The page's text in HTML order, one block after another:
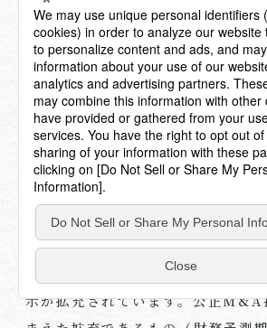
経ても明確にはなりませんでした
③のとおり、パブリック・コメン
答申書に事業上の機密情報が含ま
箇所について合理的な範囲で非開
能であることが明示されました。
(5) 株式価値算定の重要な前
前記2．(2)のとおり、MBO新ル
における株式価値算定の重要な前
示が拡充されています。公正M&A